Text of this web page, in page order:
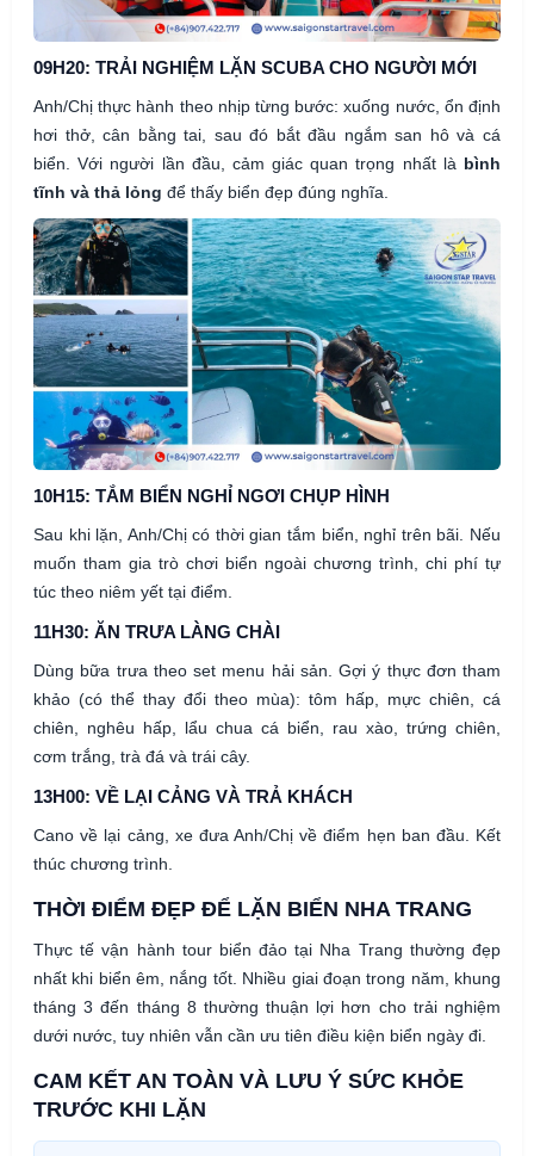
09H20: TRẢI NGHIỆM LẶN SCUBA CHO NGƯỜI MỚI
Anh/Chị thực hành theo nhịp từng bước: xuống nước, ổn định
hơi thở, cân bằng tai, sau đó bắt đầu ngắm san hô và cá
biển. Với người lần đầu, cảm giác quan trọng nhất là bình
tĩnh và thả lỏng để thấy biển đẹp đúng nghĩa.
10H15: TẮM BIỂN NGHỈ NGƠI CHỤP HÌNH
Sau khi lặn, Anh/Chị có thời gian tắm biển, nghỉ trên bãi. Nếu
muốn tham gia trò chơi biển ngoài chương trình, chi phí tự
túc theo niêm yết tại điểm.
11H30: ĂN TRƯA LÀNG CHÀI
Dùng bữa trưa theo set menu hải sản. Gợi ý thực đơn tham
khảo (có thể thay đổi theo mùa): tôm hấp, mực chiên, cá
chiên, nghêu hấp, lẩu chua cá biển, rau xào, trứng chiên,
cơm trắng, trà đá và trái cây.
13H00: VỀ LẠI CẢNG VÀ TRẢ KHÁCH
Cano về lại cảng, xe đưa Anh/Chị về điểm hẹn ban đầu. Kết
thúc chương trình.
THỜI ĐIỂM ĐẸP ĐỂ LẶN BIỂN NHA TRANG
Thực tế vận hành tour biển đảo tại Nha Trang thường đẹp
nhất khi biển êm, nắng tốt. Nhiều giai đoạn trong năm, khung
tháng 3 đến tháng 8 thường thuận lợi hơn cho trải nghiệm
dưới nước, tuy nhiên vẫn cần ưu tiên điều kiện biển ngày đi.
CAM KẾT AN TOÀN VÀ LƯU Ý SỨC KHỎE
TRƯỚC KHI LẶN